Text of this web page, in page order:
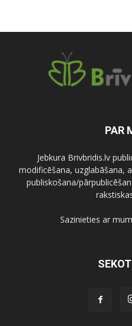
PAR
Jebkura Brivbridis.lv
modificēšana, uzglabāšana,
publiskošana/
Sazinieties ar